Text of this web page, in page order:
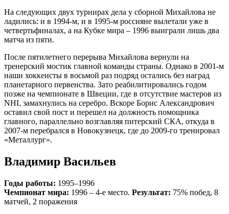
На следующих двух турнирах дела у сборной Михайлова не
ладились: и в 1994-м, и в 1995-м россияне вылетали уже в
четвертьфиналах, а на Кубке мира – 1996 выиграли лишь два
матча из пяти.
После пятилетнего перерыва Михайлова вернули на
тренерский мостик главной команды страны. Однако в 2001-м
наши хоккеисты в восьмой раз подряд остались без наград
планетарного первенства. Зато реабилитировались годом
позже на чемпионате в Швеции, где в отсутствие мастеров из
NHL замахнулись на серебро. Вскоре Борис Александрович
оставил свой пост и перешел на должность помощника
главного, параллельно возглавляя питерский СКА, откуда в
2007-м перебрался в Новокузнецк, где до 2009-го тренировал
«Металлург».
Владимир Васильев
Годы работы: 1995–1996
Чемпионат мира: 1996 – 4-е место. Результат: 75% побед, 8
матчей, 2 поражения